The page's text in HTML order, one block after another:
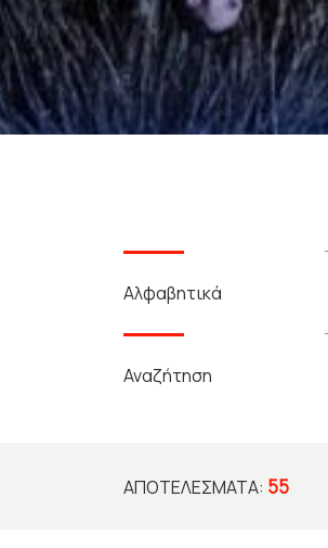
Αλφαβητικά
Αναζήτηση
ΑΠΟΤΕΛΈΣΜΑΤΑ: 55